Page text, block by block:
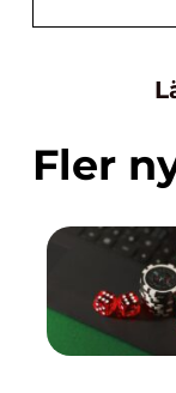
Fler